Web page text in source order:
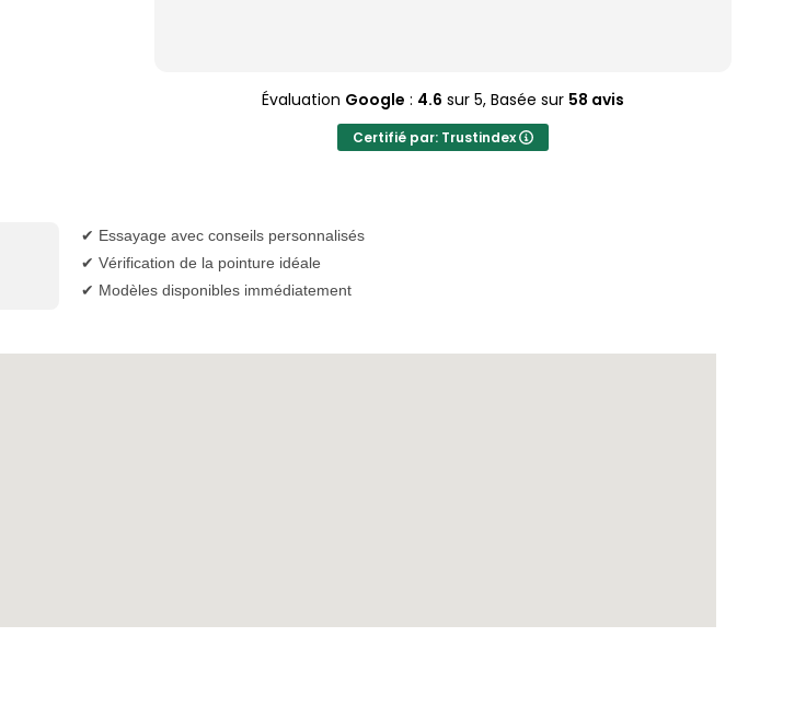
Évaluation Google : 4.6 sur 5, Basée sur 58 avis
Certifié par: Trustindex
✔ Essayage avec conseils personnalisés
✔ Vérification de la pointure idéale
✔ Modèles disponibles immédiatement